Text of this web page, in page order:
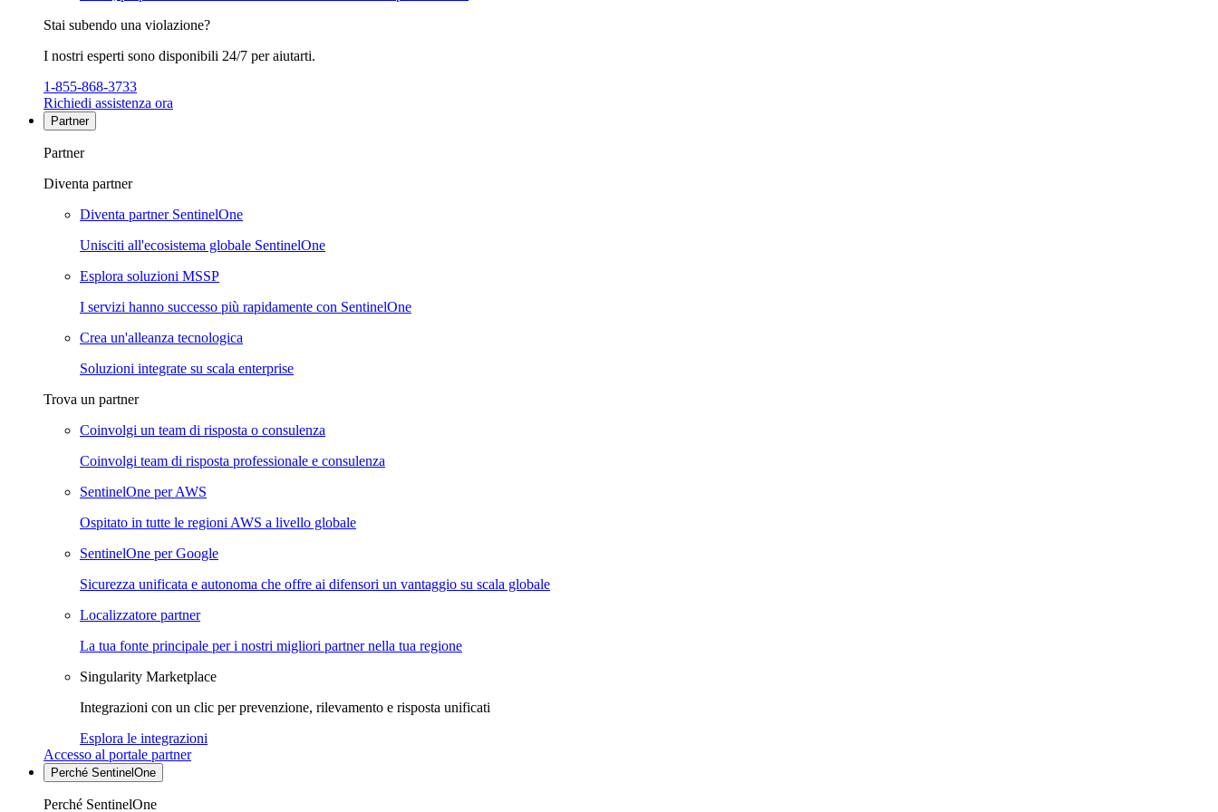
Stai subendo una violazione?
I nostri esperti sono disponibili 24/7 per aiutarti.
1-855-868-3733
Richiedi assistenza ora
Partner
Partner
Diventa partner
Diventa partner SentinelOne
Unisciti all'ecosistema globale SentinelOne
Esplora soluzioni MSSP
I servizi hanno successo più rapidamente con SentinelOne
Crea un'alleanza tecnologica
Soluzioni integrate su scala enterprise
Trova un partner
Coinvolgi un team di risposta o consulenza
Coinvolgi team di risposta professionale e consulenza
SentinelOne per AWS
Ospitato in tutte le regioni AWS a livello globale
SentinelOne per Google
Sicurezza unificata e autonoma che offre ai difensori un vantaggio su scala globale
Localizzatore partner
La tua fonte principale per i nostri migliori partner nella tua regione
Singularity Marketplace
Integrazioni con un clic per prevenzione, rilevamento e risposta unificati
Esplora le integrazioni
Accesso al portale partner
Perché SentinelOne
Perché SentinelOne